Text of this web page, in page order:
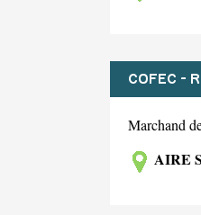
COFEC -
Marchand
AIRE